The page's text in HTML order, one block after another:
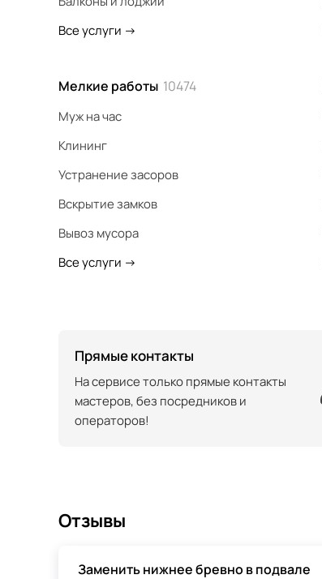
Все услуги ->
Мелкие работы 10474
Муж на час
Клининг
Устранение засоров
Вскрытие замков
Вывоз мусора
Все услуги ->
Прямые контакты
На сервисе только прямые контакты
мастеров, без посредников и
операторов!
Отзывы
Заменить нижнее бревно в подвале